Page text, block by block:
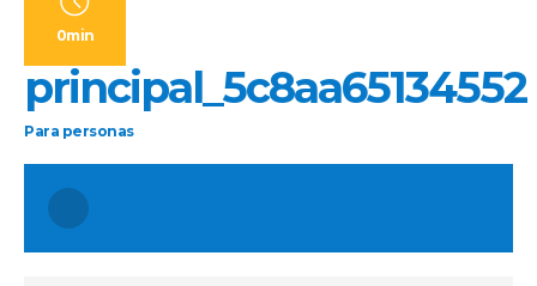
0min
principal_5c8aa65134552
Para personas